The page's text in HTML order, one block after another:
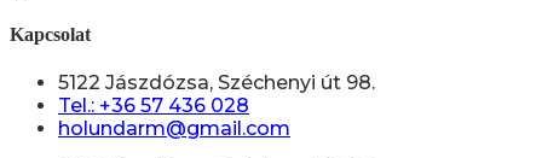
Kapcsolat
5122 Jászdózsa, Széchenyi út 98.
Tel.: +36 57 436 028
holundarm@gmail.com